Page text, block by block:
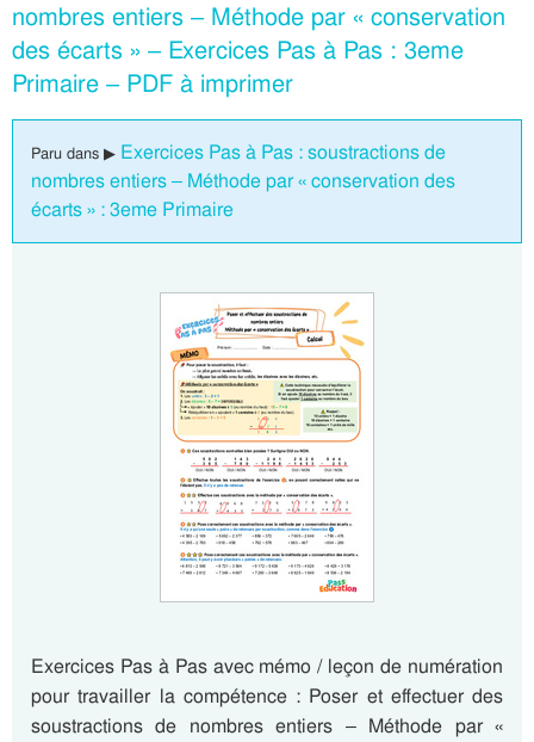
nombres entiers – Méthode par « conservation
des écarts » – Exercices Pas à Pas : 3eme
Primaire – PDF à imprimer
Paru dans ▶ Exercices Pas à Pas : soustractions de
nombres entiers – Méthode par « conservation des
écarts » : 3eme Primaire
Exercices Pas à Pas avec mémo / leçon de numération
pour travailler la compétence : Poser et effectuer des
soustractions de nombres entiers – Méthode par «